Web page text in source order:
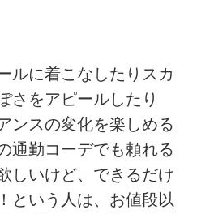
ルに着こなしたりスカ
さをアピールしたり
ンスの変化を楽しめる
通勤コーデでも頼れる
しいけど、できるだけ
という人は、お値段以